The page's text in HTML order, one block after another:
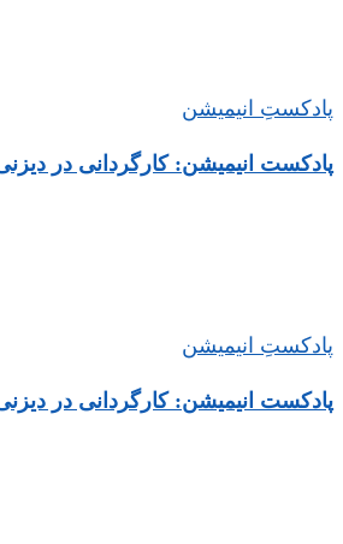
پادکستِ انیمیشن
پادکست انیمیشن: کارگردانی در
پادکستِ انیمیشن
پادکست انیمیشن: کارگردانی در